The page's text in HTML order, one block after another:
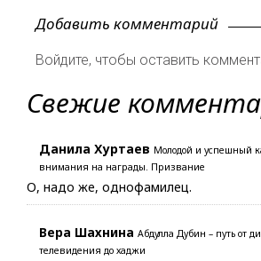
Добавить комментарий
Войдите, чтобы оставить
Свежие
Данила Хуртаев Молодой и успешный
внимания на награды. Призвание
О, надо же, однофамилец.
Вера Шахнина Абдулла Дубин – путь от
телевидения до хаджи